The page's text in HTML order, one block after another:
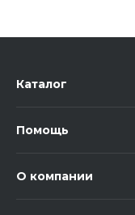
Каталог
Помощь
О компании